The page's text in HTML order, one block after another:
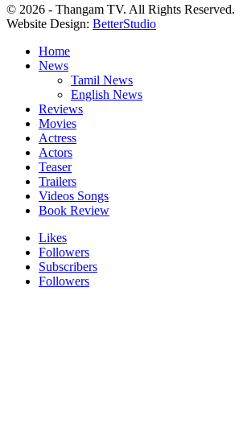
© 2026 - Thangam TV. All Rights Reserved.
Website Design: BetterStudio
Home
News
Tamil News
English News
Reviews
Movies
Actress
Actors
Teaser
Trailers
Videos Songs
Book Review
Likes
Followers
Subscribers
Followers